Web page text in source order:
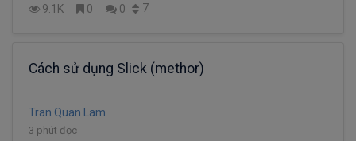
9.1K 0 0 7
Cách sử dụng Slick (methor)
Tran Quan Lam
3 phút đọc